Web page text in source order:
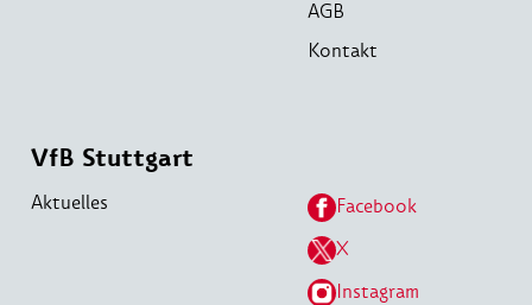
AGB
Kontakt
VfB Stuttgart
Aktuelles
Facebook
X
Instagram